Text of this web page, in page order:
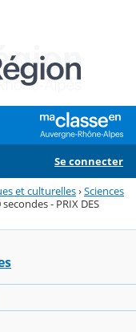
Se connecter
et culturelles›Sciences
- PRIX DES